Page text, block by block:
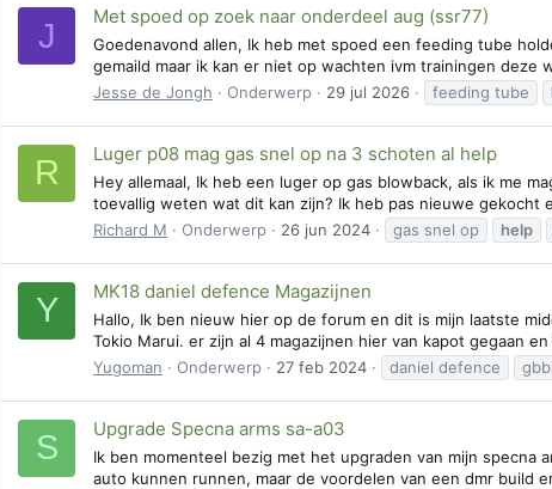
J Met spoed op zoek naar onderdeel aug (ssr77)
Goedenavond allen, Ik heb met spoed een feeding tube
gemaild maar ik kan er niet op wachten ivm trainingen deze
Jesse de Jongh
Onderwerp 29 jul 2026 feeding tube
R Luger p08 mag gas snel op na 3 schoten al help
Hey allemaal, Ik heb een luger op gas blowback, als ik me
toevallig weten wat dit kan zijn? Ik heb pas nieuwe gekocht
Richard M
Onderwerp 26 jun 2024 gas snel op help
Y MK18 daniel defence Magazijnen
Hallo, Ik ben nieuw hier op de forum en dit is mijn laatste
Tokio Marui. er zijn al 4 magazijnen hier van kapot gegaan
Yugoman
Onderwerp 27 feb 2024 daniel defence
S Upgrade Specna arms sa-a03
Ik ben momenteel bezig met het upgraden van mijn specna
auto kunnen runnen, maar de voordelen van een dmr build